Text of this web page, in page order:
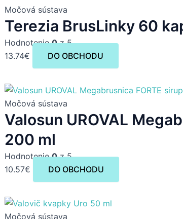
Močová sústava
Terezia BrusLinky 60
Hodnotenie0z 5
13.74€ DO OBCHODU
Močová sústava
Valosun UROVAL
200 ml
Hodnotenie0z 5
10.57€ DO OBCHODU
Močová sústava